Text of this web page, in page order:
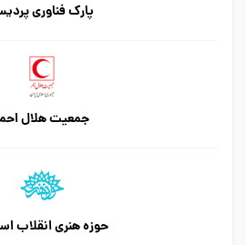
پارک فناوری
جمعیت هلال
حوزه هنری انقلاب